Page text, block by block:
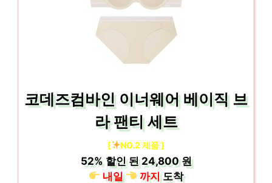
코데즈컴바인 이너웨어 베이직 브
라 팬티 세트
[ NO.2 제품 ]
52%할인 된24,800 원
내일
까지도착